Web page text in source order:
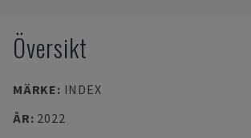
Översikt
MÄRKE: INDEX
ÅR: 2022